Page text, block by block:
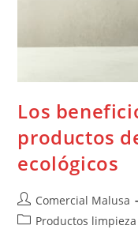
Los
productos
ecológicos
Comercial Malusa
Productos limpieza